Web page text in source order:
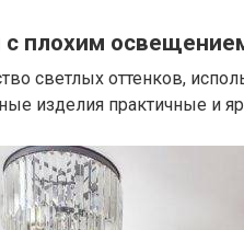
плохим
светлых оттенков,
изделия практичные и